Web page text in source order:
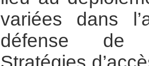
variées dans
défense de